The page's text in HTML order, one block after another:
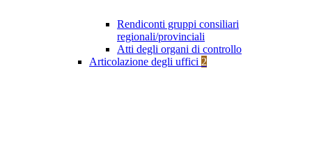
Rendiconti gruppi consiliari
regionali/provinciali
Atti degli organi di controllo
Articolazione degli uffici 2